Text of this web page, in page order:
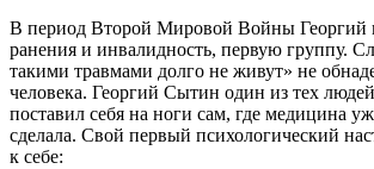
В период Второй Мировой Войны Георгий
ранения и инвалидность, первую группу.
такими травмами долго не живут» не
человека. Георгий Сытин один из тех
поставил себя на ноги сам, где медицина
сделала. Свой первый психологический
к себе: